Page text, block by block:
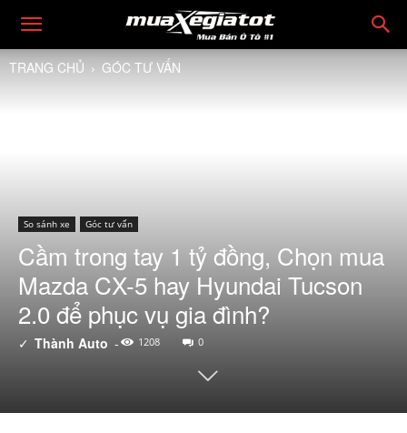
TRANG CHỦ GÓC TƯ VẤN
So sánh xe Góc tư vấn
Cầm trong tay 1 tỷ đồng, Chọn mua
Mazda CX-5 hay Hyundai Tucson
2.0 để phục vụ gia đình?
✓ Thành Auto - 1208 0